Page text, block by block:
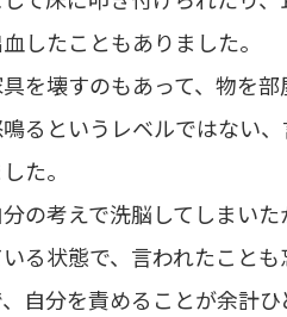
したこともありました。
を壊すのもあって、物を
るというレベルではない
た。
分の考えで洗脳してしまい
る状態で、言われたこと
自分を責めることが余計ひ